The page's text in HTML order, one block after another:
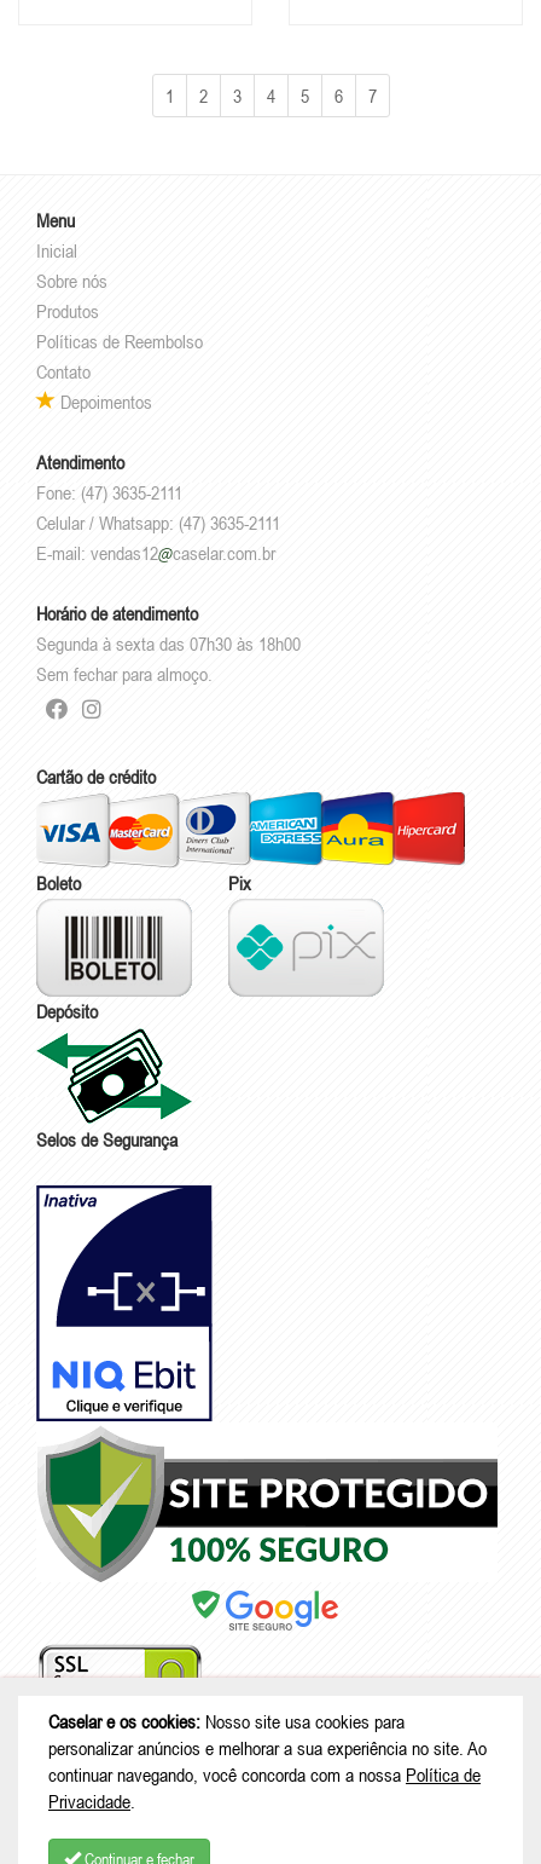
1 2 3 4 5 6 7
Menu
Inicial
Sobre nós
Produtos
Políticas de Reembolso
Contato
Depoimentos
Atendimento
Fone: (47) 3635-2111
Celular / Whatsapp: (47) 3635-2111
E-mail: vendas12 caselar.com.br
Horário de atendimento
Segunda à sexta das 07h30 às 18h00
Sem fechar para almoço.
Cartão de crédito
Boleto Pix
Depósito
Selos de Segurança
© Copyright 2026 - Caselar - CNPJ: 05.101.950/0001-26 |Rodovia
Deputado Genésio Tureck, 222 - Boehmerwald - São Bento do Sul - SC
Caselar e os cookies: Nosso site usa cookies para
personalizar anúncios e melhorar a sua experiência no site. Ao
continuar navegando, você concorda com a nossa Política de
Privacidade
Continuar e fechar